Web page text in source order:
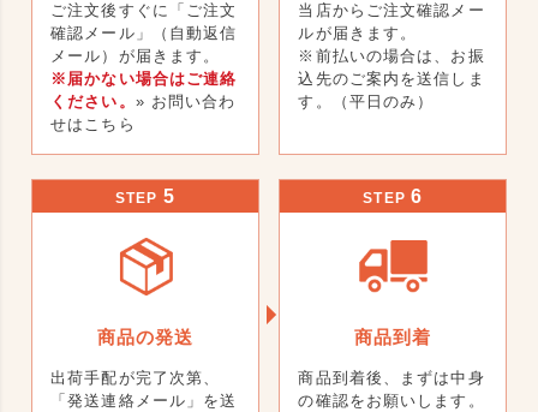
ご注文後すぐに「ご注文
確認メール」（自動返信
メール）が届きます。
※届かない場合はご連絡
ください。 » お問い合わ
せはこちら
当店からご注文確認メー
ルが届きます。
※前払いの場合は、お振
込先のご案内を送信しま
す。（平日のみ）
STEP 5
商品の発送
出荷手配が完了次第、
「発送連絡メール」を送
STEP 6
商品到着
商品到着後、まずは中身
の確認をお願いします。